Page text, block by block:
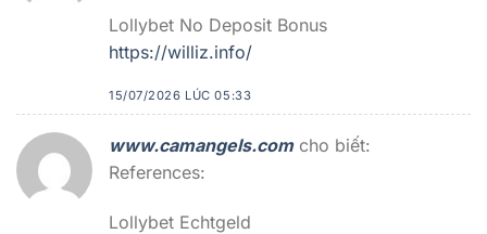
Lollybet No Deposit Bonus
https://williz.info/
15/07/2026 LÚC 05:33
www.camangels.com cho biết:
References:
Lollybet Echtgeld